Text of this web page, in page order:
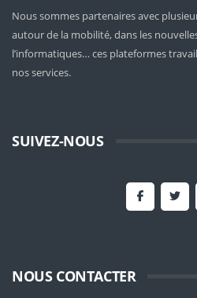
Nous sommes partenaires avec
autour de la mobilité, dans les
l’informatiques… ces plateformes
nos services.
SUIVEZ-NOUS
NOUS CONTACTER